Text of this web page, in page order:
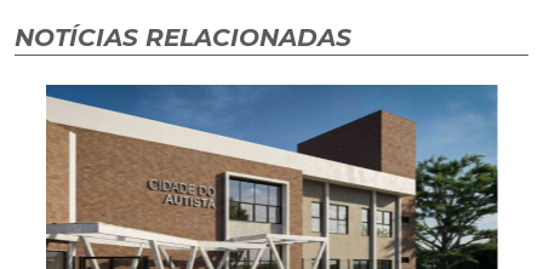
NOTÍCIAS RELACIONADAS